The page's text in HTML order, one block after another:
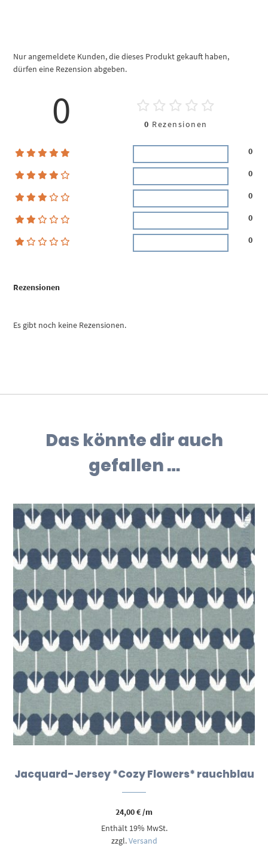
Rezensionen
Es gibt noch keine Rezensionen.
0 0 Rezensionen
0
0
0
0
0
Nur angemeldete Kunden, die dieses Produkt gekauft haben,
dürfen eine Rezension abgeben.
Das könnte dir auch
gefallen …
Jacquard-Jersey *Cozy Flowers* rauchblau
24,00€/m
Enthält 19% MwSt.
zzgl.Versand